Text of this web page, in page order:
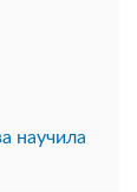
научила